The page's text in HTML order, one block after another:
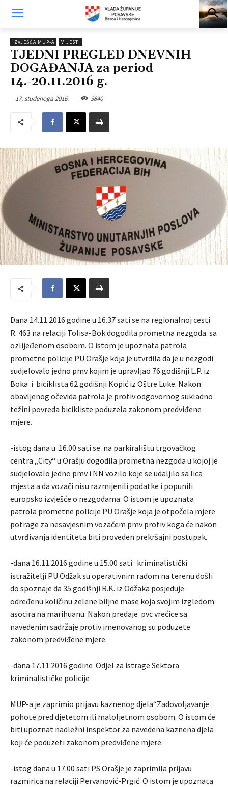
IZVJEŠĆA MUP-A VIJESTI
TJEDNI PREGLED DNEVNIH
DOGAĐANJA za period
14.-20.11.2016 g.
17. studenoga 2016. 3840
Dana 14.11.2016 godine u 16.37 sati se na regionalnoj cesti
R. 463 na relaciji Tolisa-Bok dogodila prometna nezgoda sa
ozlijeđenom osobom. O istom je upoznata patrola
prometne policije PU Orašje koja je utvrdila da je u nezgodi
sudjelovalo jedno pmv kojim je upravljao 76 godišnji L.P. iz
Boka i biciklista 62 godišnji Kopić iz Oštre Luke. Nakon
obavljenog očevida patrola je protiv odgovornog sukladno
težini povreda bicikliste poduzela zakonom predviđene
mjere.
-istog dana u 16.00 sati se na parkiralištu trgovačkog
centra „City“ u Orašju dogodila prometna nezgoda u kojoj je
sudjelovalo jedno pmv i NN vozilo koje se udaljilo sa lica
mjesta a da vozači nisu razmijenili podatke i popunili
europsko izvješće o nezgodama. O istom je upoznata
patrola prometne policije PU Orašje koja je otpočela mjere
potrage za nesavjesnim vozačem pmv protiv koga će nakon
utvrđivanja identiteta biti proveden prekršajni postupak.
-dana 16.11.2016 godine u 15.00 sati kriminalistički
istražitelji PU Odžak su operativnim radom na terenu došli
do spoznaje da 35 godišnji R.K. iz Odžaka posjeduje
određenu količinu zelene biljne mase koja svojim izgledom
asocira na marihuanu. Nakon predaje pvc vrećice sa
navedenim sadržaje protiv imenovanog su poduzete
zakonom predviđene mjere.
-dana 17.11.2016 godine Odjel za istrage Sektora
kriminalističke policije
MUP-a je zaprimio prijavu kaznenog djela“Zadovoljavanje
pohote pred djetetom ili maloljetnom osobom. O istom će
biti upoznat nadležni inspektor za navedena kaznena djela
koji će poduzeti zakonom predviđene mjere.
-istog dana u 17.00 sati PS Orašje je zaprimila prijavu
razmirica na relaciji Pervanović-Prgić. O istom je upoznata